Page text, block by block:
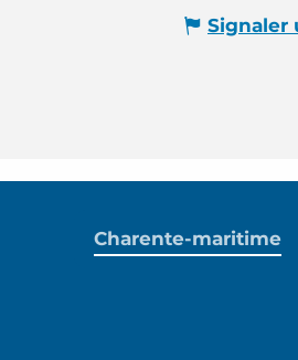
Signaler
Charente-maritime